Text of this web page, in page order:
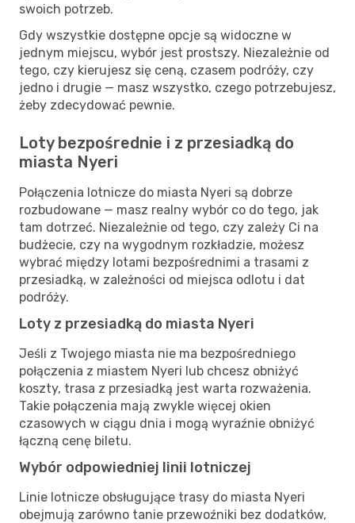
swoich potrzeb.
Gdy wszystkie dostępne opcje są widoczne w
jednym miejscu, wybór jest prostszy. Niezależnie od
tego, czy kierujesz się ceną, czasem podróży, czy
jedno i drugie — masz wszystko, czego potrzebujesz,
żeby zdecydować pewnie.
Loty bezpośrednie i z przesiadką do
miasta Nyeri
Połączenia lotnicze do miasta Nyeri są dobrze
rozbudowane — masz realny wybór co do tego, jak
tam dotrzeć. Niezależnie od tego, czy zależy Ci na
budżecie, czy na wygodnym rozkładzie, możesz
wybrać między lotami bezpośrednimi a trasami z
przesiadką, w zależności od miejsca odlotu i dat
podróży.
Loty z przesiadką do miasta Nyeri
Jeśli z Twojego miasta nie ma bezpośredniego
połączenia z miastem Nyeri lub chcesz obniżyć
koszty, trasa z przesiadką jest warta rozważenia.
Takie połączenia mają zwykle więcej okien
czasowych w ciągu dnia i mogą wyraźnie obniżyć
łączną cenę biletu.
Wybór odpowiedniej linii lotniczej
Linie lotnicze obsługujące trasy do miasta Nyeri
obejmują zarówno tanie przewoźniki bez dodatków,